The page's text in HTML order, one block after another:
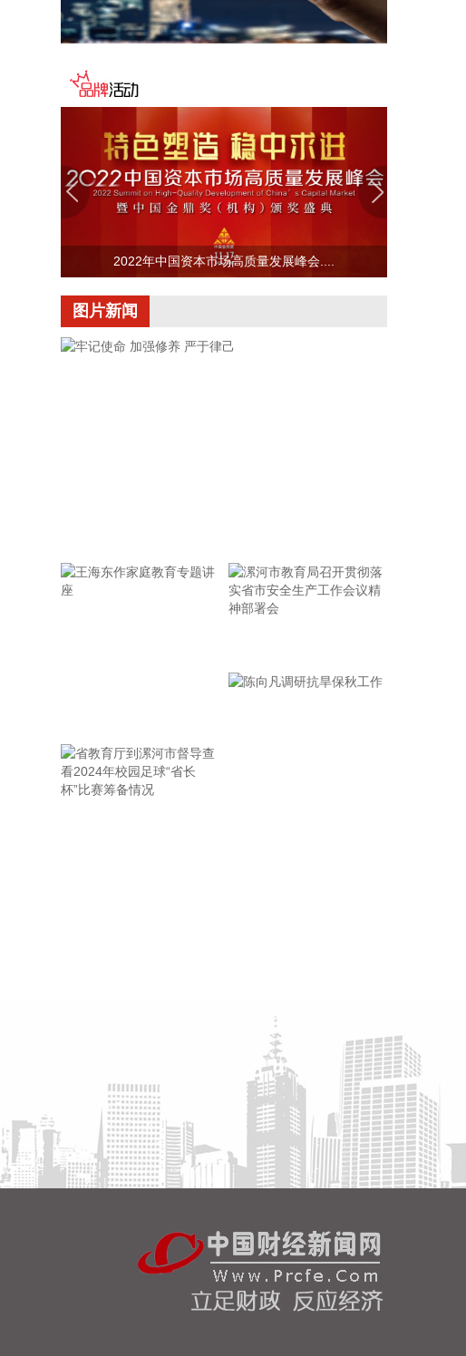
当地时间8日凌晨，由共和党控制的美国参议院以50
任司法部长。 当地时间6月8日，美国白宫表示，总
统特朗普向美国参议院提交托德·布兰奇出任司法部长
法部长，由副部长布兰奇代理。
2026-08-08 16:58:19
据“浦东发布”微信公众号消息，上海市文化旅游局介
绍，台风“白海豚”逼近，上海迪士尼、乐高乐园等多
家景点已临时闭园或调整运营时间。
2026-08-08 16:58:16
据群众新闻，8月5日22时，陕西移动在商洛市镇安县
受汛情影响区域启动5G异网漫游工作，向其他运营商
客户提供5G网络漫游接入服务。该技术用于应急场
美国国会参议院8日通过一项联邦政府临时拨款法
案，以避免联邦政府在现行预算到期后“停摆”。
据浙江日报，当前，浙江省防御13号台风“白海豚”到
调，与台风“巴威”相比，“白海豚”可能强度更强、持
续时间更长、造成影响更大。要高度警觉、闻令而
杰瑞股份(002353)8月8日在互动平台表示，公司与中
今天13时，台风“白海豚”中心位于距离浙江省温州市
东偏南方向约465公里的洋面上，中心附近最大风力
14级，45米/秒。虽然离浙江还有一定距离，但“白海
豚”外围云系今天上午已经在江苏南部、安徽东南部、
大部将有大到暴雨，其中上海南部、浙江东部有特大
暴雨，局地日降雨量将达到400毫米甚至500毫米以
上，极端性较强，需注意防范。
2022年中国资本市场高质量发展峰会....
图片新闻
座
实省市安全生产工作会议